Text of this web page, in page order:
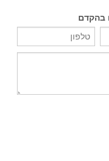
בהקדם